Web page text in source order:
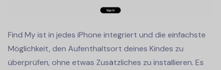
Find My ist in jedes iPhone integriert und die einfachste
Möglichkeit, den Aufenthaltsort deines Kindes zu
überprüfen, ohne etwas Zusätzliches zu installieren. Es